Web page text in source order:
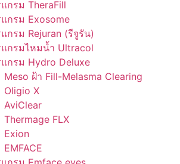
กรม TheraFill
กรม Exosome
กรม Rejuran (รีจูรัน)
กรมไหมน้ำ Ultracol
กรม Hydro Deluxe
ฝ้า Fill-Melasma Clearing
Oligio X
AviClear
FLX
Exion